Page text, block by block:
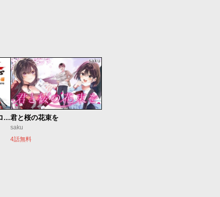
新仮面ライダーSPIRITS ロンリー仮面ライダー編君と桜の花束を
saku
4話無料